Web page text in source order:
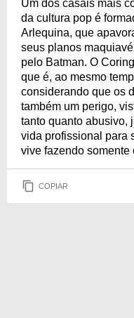
Um dos casais mais
da cultura pop é
Arlequina, que
seus planos
pelo Batman. O
que é, ao mesmo
considerando que os
também um perigo,
tanto quanto abusivo,
vida profissional para
vive fazendo somente
COPIAR